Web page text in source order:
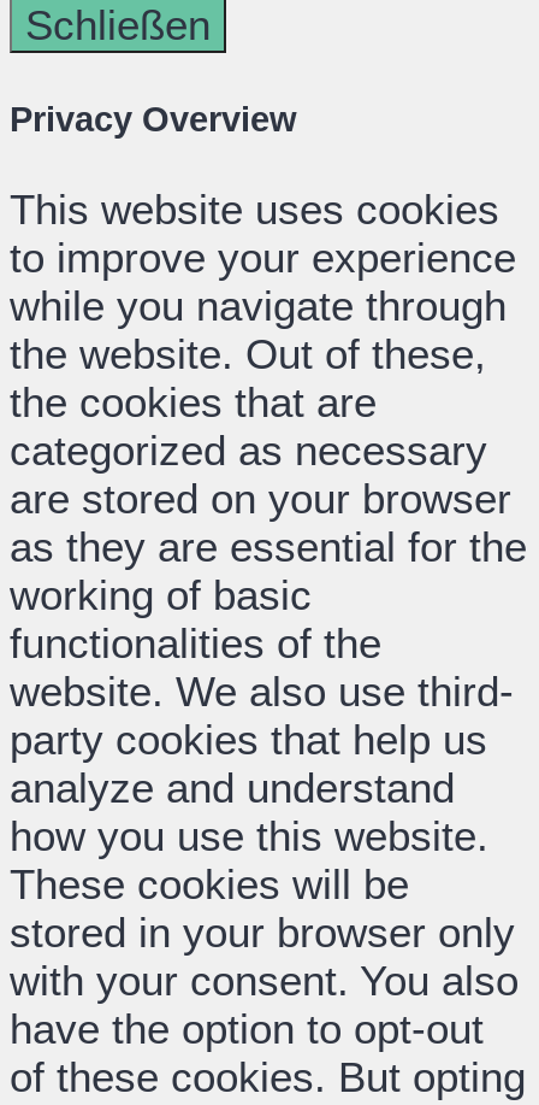
Schließen
Privacy Overview
This website uses cookies
to improve your experience
while you navigate through
the website. Out of these,
the cookies that are
categorized as necessary
are stored on your browser
as they are essential for the
working of basic
functionalities of the
website. We also use third-
party cookies that help us
analyze and understand
how you use this website.
These cookies will be
stored in your browser only
with your consent. You also
have the option to opt-out
of these cookies. But opting